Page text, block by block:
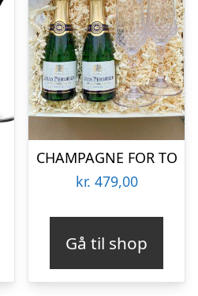
CHAMPAGNE FOR TO
kr. 479,00
Gå til shop